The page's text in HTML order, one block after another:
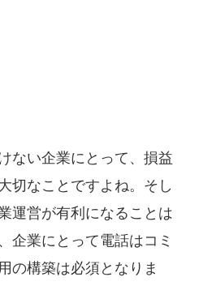
ない企業にとって、損益
切なことですよね。そし
運営が有利になることは
企業にとって電話はコミ
の構築は必須となりま